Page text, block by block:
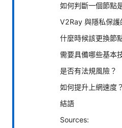
如何判斷一個節點
V2Ray 與隱私保護
什麼時候該更換節
需要具備哪些基本
是否有法規風險？
如何提升上網速度？
結語
Sources: